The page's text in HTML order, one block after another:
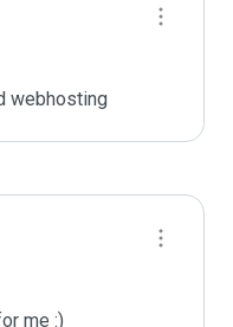
webhosting
me :)